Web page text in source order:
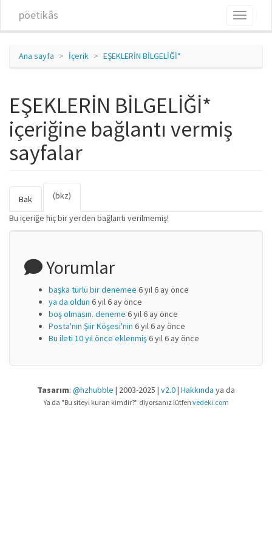
pöetikâs
Toggle
Ana sayfa İçerik EŞEKLERİN BİLGELİĞİ*
EŞEKLERİN BİLGELİĞİ*
içeriğine bağlantı vermiş
sayfalar
Birincil sekmeler
Bak (bkz)
Bu içeriğe hiç bir yerden bağlantı verilmemiş!
Yorumlar
başka türlü bir denemee 6 yıl 6 ay önce
ya da oldun 6 yıl 6 ay önce
boş olmasın. deneme 6 yıl 6 ay önce
Posta'nın Şiir Köşesi'nin 6 yıl 6 ay önce
Bu ileti 10 yıl önce eklenmiş6 yıl 6 ay önce
Tasarım: @hzhubble | 2003-2025 | v2.0| Hakkında ya da
Ya da "Bu siteyi kuran kimdir?" diyorsanız lütfen vedeki.com